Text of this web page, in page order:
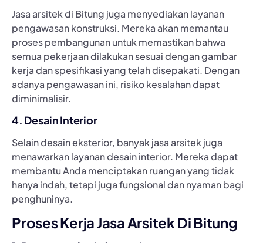
Jasa arsitek di Bitung juga menyediakan layanan
pengawasan konstruksi. Mereka akan memantau
proses pembangunan untuk memastikan bahwa
semua pekerjaan dilakukan sesuai dengan gambar
kerja dan spesifikasi yang telah disepakati. Dengan
adanya pengawasan ini, risiko kesalahan dapat
diminimalisir.
4. Desain Interior
Selain desain eksterior, banyak jasa arsitek juga
menawarkan layanan desain interior. Mereka dapat
membantu Anda menciptakan ruangan yang tidak
hanya indah, tetapi juga fungsional dan nyaman bagi
penghuninya.
Proses Kerja Jasa Arsitek Di Bitung